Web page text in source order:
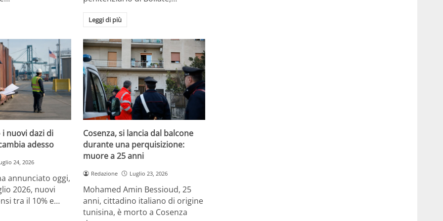
Leggi di più
nuovi dazi di
adesso
24, 2026
annunciato oggi,
2026, nuovi
tra il 10% e…
Cosenza, si lancia dal balcone
durante una perquisizione:
muore a 25 anni
Redazione Luglio 23, 2026
Mohamed Amin Bessioud, 25
anni, cittadino italiano di origine
tunisina, è morto a Cosenza